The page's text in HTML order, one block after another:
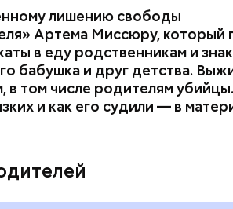
лишению свободы
Артема Миссюру, который
в еду родственникам и
бабушка и друг детства.
в том числе родителям
и как его судили — в
уголовное делопо двум
оружия». Расследование